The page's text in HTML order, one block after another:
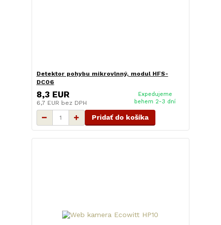
Detektor pohybu mikrovlnný, modul HFS-
DC06
8,3 EUR
6,7 EUR bez DPH
Expedujeme
behem 2-3 dní
Pridať do košíka